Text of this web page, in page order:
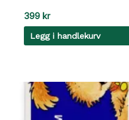
399 kr
Legg i handlekurv